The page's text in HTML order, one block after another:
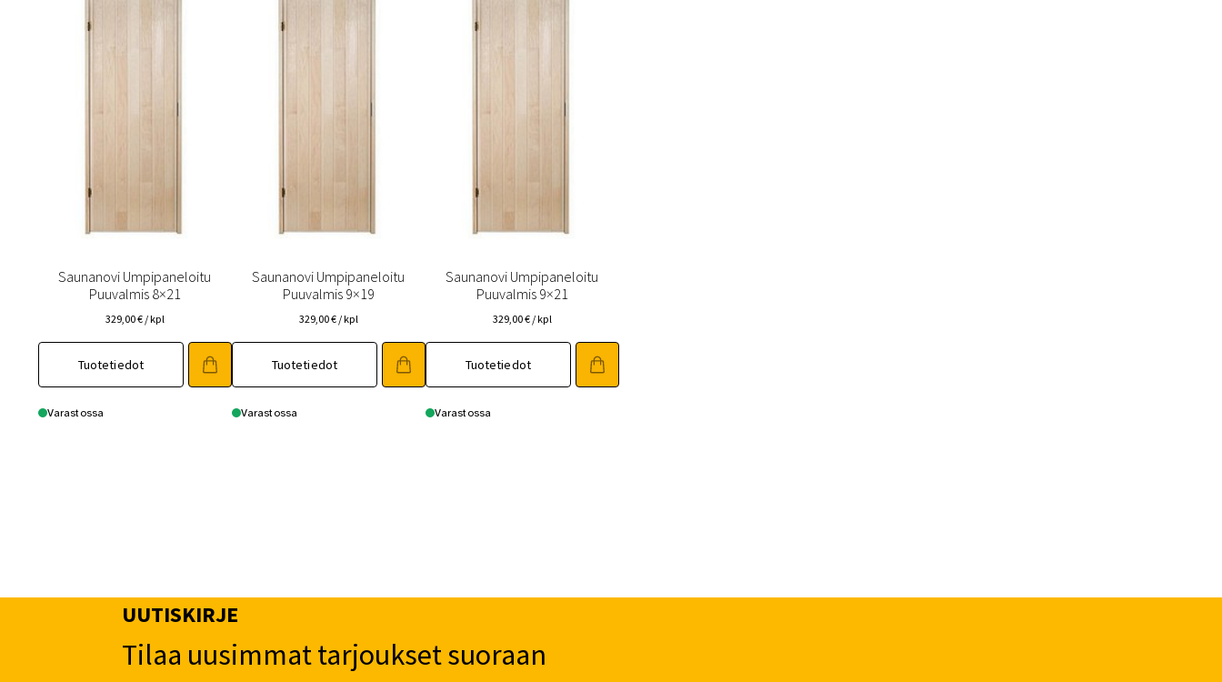
Saunanovi Umpipaneloitu
Puuvalmis 8×21
329,00€ / kpl
Tuotetiedot
Varastossa
Saunanovi Umpipaneloitu
Puuvalmis 9×19
329,00€ / kpl
Tuotetiedot
Varastossa
Saunanovi Umpipaneloitu
Puuvalmis 9×21
329,00€ / kpl
Tuotetiedot
Varastossa
UUTISKIRJE
Tilaa uusimmat tarjoukset suoraan